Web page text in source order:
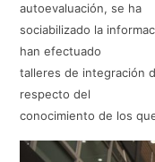
autoevaluación, se ha
sociabilizado la
han efectuado
talleres de integración
respecto del
conocimiento de los